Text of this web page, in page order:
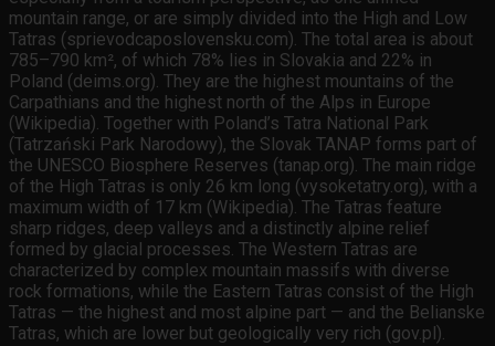
mountain range, or are simply divided into the High and Low
Tatras (sprievodcaposlovensku.com). The total area is about
785–790 km², of which 78% lies in Slovakia and 22% in
Poland (deims.org). They are the highest mountains of the
Carpathians and the highest north of the Alps in Europe
(Wikipedia). Together with Poland’s Tatra National Park
(Tatrzański Park Narodowy), the Slovak TANAP forms part of
the UNESCO Biosphere Reserves (tanap.org). The main ridge
of the High Tatras is only 26 km long (vysoketatry.org), with a
maximum width of 17 km (Wikipedia). The Tatras feature
sharp ridges, deep valleys and a distinctly alpine relief
formed by glacial processes. The Western Tatras are
characterized by complex mountain massifs with diverse
rock formations, while the Eastern Tatras consist of the High
Tatras — the highest and most alpine part — and the Belianske
Tatras, which are lower but geologically very rich (gov.pl).